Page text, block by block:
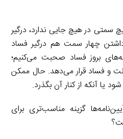
سمتی در هیچ جایی ندارد، درگیر
چهار سمت هم درگیر فساد
بروز فساد صحبت می‌کنیم؛
و فساد قرار می‌دهد. حال ممکن
یا آنکه از کنار آن بگذرد.
گزینه مناسب‌تری برای